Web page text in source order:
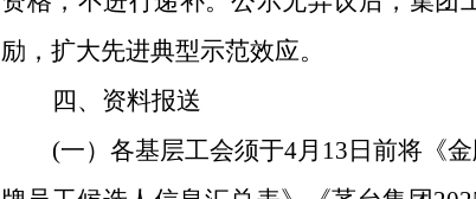
励，扩大先进典型示范效应。
四、资料报送
(一）各基层工会须于4月13日前将《